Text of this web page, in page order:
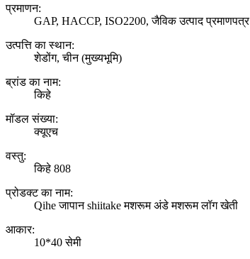
प्रमाणन:
GAP, HACCP, ISO2200, जैविक उत्पाद प्रमाणपत्र
उत्पत्ति का स्थान:
शेडोंग, चीन (मुख्यभूमि)
ब्रांड का नाम:
किहे
मॉडल संख्या:
क्यूएच
वस्तु:
किहे 808
प्रोडक्ट का नाम:
Qihe जापान shiitake मशरूम अंडे मशरूम लॉग खेती
आकार:
10*40 सेमी